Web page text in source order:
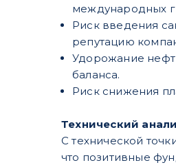
международных
Риск введения
репутацию
Удорожание
баланса.
Риск снижения
Технический
С технической
что позитивные